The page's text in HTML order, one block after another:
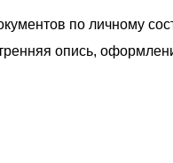
по личному
опись,